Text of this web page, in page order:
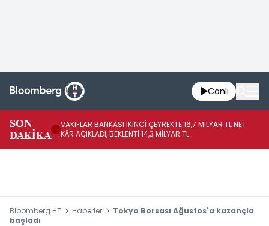
Canlı
SON
DAKİKA
VAKIFLAR BANKASI İKİNCİ ÇEYREKTE 16,7 MİLYAR TL NET
KÂR AÇIKLADI, BEKLENTİ 14,3 MİLYAR TL
Bloomberg HT Haberler
Tokyo Borsası Ağustos'a kazançla
başladı